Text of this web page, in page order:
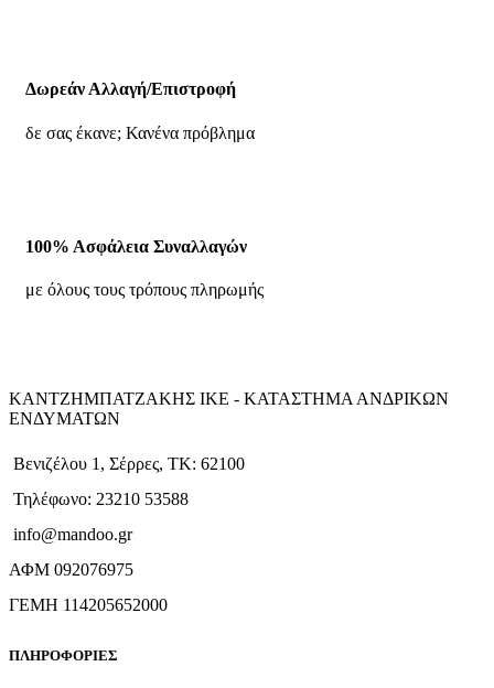
Δωρεάν Αλλαγή/Επιστροφή
δε σας έκανε; Κανένα πρόβλημα
100% Ασφάλεια Συναλλαγών
με όλους τους τρόπους πληρωμής
ΚΑΝΤΖΗΜΠΑΤΖΑΚΗΣ ΙΚΕ - ΚΑΤΑΣΤΗΜΑ ΑΝΔΡΙΚΩΝ
ΕΝΔΥΜΑΤΩΝ
Βενιζέλου 1, Σέρρες, ΤΚ: 62100
Τηλέφωνο: 23210 53588
info@mandoo.gr
ΑΦΜ 092076975
ΓΕΜΗ 114205652000
ΠΛΗΡΟΦΟΡΙΕΣ